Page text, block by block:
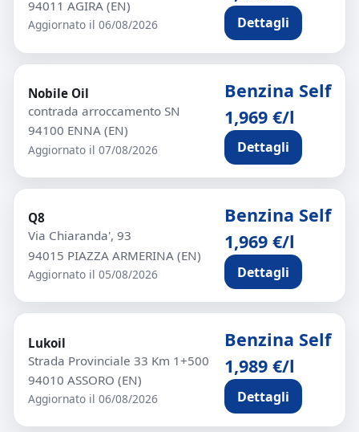
94011 AGIRA (EN)
Aggiornato il 06/08/2026 Dettagli
Nobile Oil
contrada arroccamento SN
94100 ENNA (EN)
Aggiornato il 07/08/2026
Benzina Self
1,969 €/l
Dettagli
Q8
Via Chiaranda', 93
94015 PIAZZA ARMERINA (EN)
Aggiornato il 05/08/2026
Benzina Self
1,969 €/l
Dettagli
Lukoil
Strada Provinciale 33 Km 1+500
94010 ASSORO (EN)
Aggiornato il 06/08/2026
Benzina Self
1,989 €/l
Dettagli